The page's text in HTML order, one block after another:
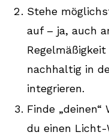
Stehe
auf – ja, auch
nachhaltig in
integrieren.
Finde
du einen Licht-